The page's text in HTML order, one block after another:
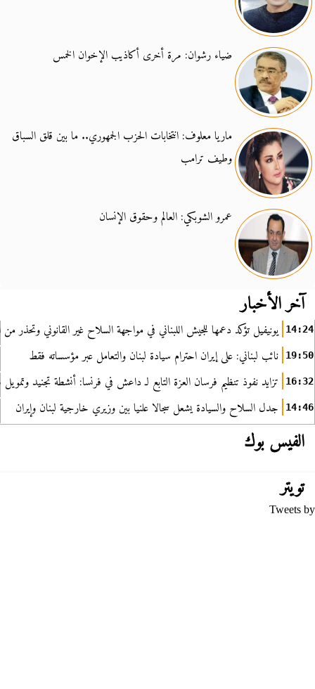
ضياء رشوان: مرة أخرى أكاذيب الإخوان الخمس
ماريا معلوف: انتخابات الحزب الجمهوري.. ما بين قلق السباق
وطيف ترامب
عمرو الشوبكي: العالم وحقوق الإنسان
آخر الأخبار
14:24 يونيفيل تؤكد دعمها للجيش اللبناني في مواجهة السلاح غير القانوني وتحذر من
19:50 نائب لبناني: على إيران احترام سيادة لبنان والتعامل عبر مؤسساته فقط
16:32 تزايد نفوذ تنظيم فرسان العزة التابع لـ داعش في فرنسا: أنشطة تجنيد
14:46 جدل السلاح والسيادة يشعل سجالا علنيا بين وزيري خارجية لبنان وإيران
الفيس بوك
تويتر
Tweets by